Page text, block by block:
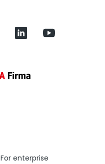
For enterprise